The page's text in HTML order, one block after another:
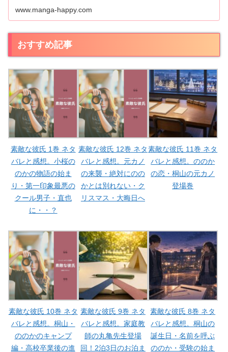
www.manga-happy.com
おすすめ記事
素敵な彼氏 1巻 ネタ
バレと感想。小桜の
のかの物語の始ま
り・第一印象最悪の
クール男子・直也
に・・？
素敵な彼氏 12巻 ネタ
バレと感想。元カノ
の来襲・絶対にのの
かとは別れない・ク
リスマス・大晦日へ
素敵な彼氏 11巻 ネタ
バレと感想。ののか
の恋・桐山の元カノ
登場巻
素敵な彼氏 10巻 ネタ
バレと感想。桐山・
ののかのキャンプ
編・高校卒業後の進
素敵な彼氏 9巻 ネタ
バレと感想。家庭教
師の丸亀先生登場
回！2泊3日のお泊ま
素敵な彼氏 8巻 ネタ
バレと感想。桐山の
誕生日・名前を呼ぶ
ののか・受験の始ま